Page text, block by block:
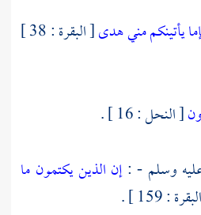
يأتينكم مني هدى
[ البقرة : 38 ]
[ النحل : 16 ] .
عليه وسلم - :إن الذين يكتمون ما
: 159 ] .